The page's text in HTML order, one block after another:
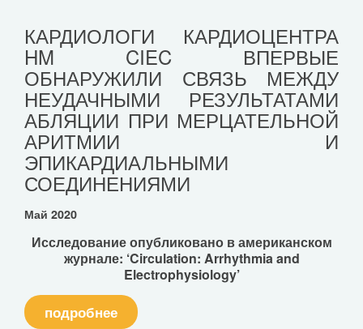
КАРДИОЛОГИ КАРДИОЦЕНТРА
HM CIEC ВПЕРВЫЕ
ОБНАРУЖИЛИ СВЯЗЬ МЕЖДУ
НЕУДАЧНЫМИ РЕЗУЛЬТАТАМИ
АБЛЯЦИИ ПРИ МЕРЦАТЕЛЬНОЙ
АРИТМИИ И
ЭПИКАРДИАЛЬНЫМИ
СОЕДИНЕНИЯМИ
Май 2020
Исследование опубликовано в американском
журнале: ‘Circulation: Arrhythmia and
Electrophysiology’
подробнее